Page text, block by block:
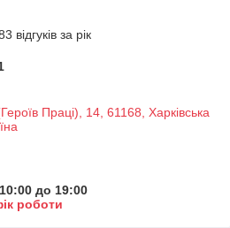
відгуків за рік
Праці), 14, 61168, Харківська
до 19:00
роботи